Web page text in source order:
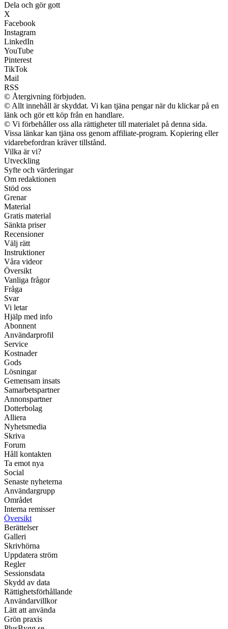
Dela och gör gott
X
Facebook
Instagram
LinkedIn
YouTube
Pinterest
TikTok
Mail
RSS
© Återgivning förbjuden.
© Allt innehåll är skyddat. Vi kan tjäna pengar när du klickar på en
länk och gör ett köp från en handlare.
© Vi förbehåller oss alla rättigheter till materialet på denna sida.
Vissa länkar kan tjäna oss genom affiliate-program. Kopiering eller
vidarebefordran kräver tillstånd.
Vilka är vi?
Utveckling
Syfte och värderingar
Om redaktionen
Stöd oss
Grenar
Material
Gratis material
Sänkta priser
Recensioner
Välj rätt
Instruktioner
Våra videor
Översikt
Vanliga frågor
Fråga
Svar
Vi letar
Hjälp med info
Abonnent
Användarprofil
Service
Kostnader
Gods
Lösningar
Gemensam insats
Samarbetspartner
Annonspartner
Dotterbolag
Alliera
Nyhetsmedia
Skriva
Forum
Håll kontakten
Ta emot nya
Social
Senaste nyheterna
Användargrupp
Området
Interna remisser
Översikt
Berättelser
Galleri
Skrivhörna
Uppdatera ström
Regler
Sessionsdata
Skydd av data
Rättighetsförhållande
Användarvillkor
Lätt att använda
Grön praxis